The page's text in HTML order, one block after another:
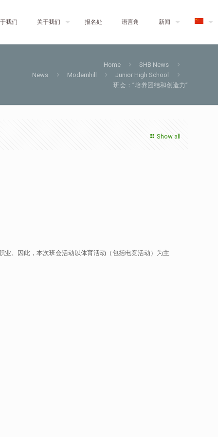
我们 关于我们 报名处 语言角 新闻
Home
SHB News
News
Modernhill
Junior High School
班会：”培养团结和创造力”
Show all
。因此，本次班会活动以体育活动（包括电竞活动）为主